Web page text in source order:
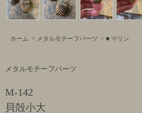
ホーム > メタルモチーフパーツ > ■ マリン
メタルモチーフパーツ
M-142
貝殻小大